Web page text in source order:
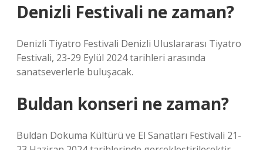
Denizli Festivali ne zaman?
Denizli Tiyatro Festivali Denizli Uluslararası Tiyatro
Festivali, 23-29 Eylül 2024 tarihleri ​​arasında
sanatseverlerle buluşacak.
Buldan konseri ne zaman?
Buldan Dokuma Kültürü ve El Sanatları Festivali 21-